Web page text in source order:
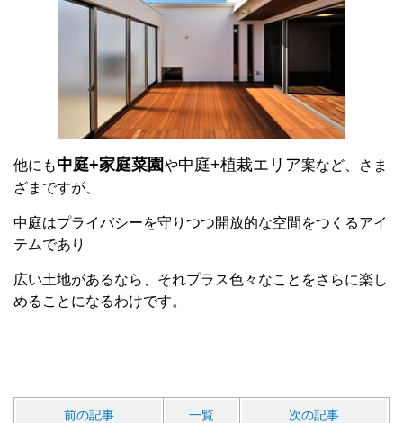
他にも中庭+家庭菜園や中庭+植栽エリア案など、さま
ざまですが、
中庭はプライバシーを守りつつ開放的な空間をつくるアイ
テムであり
広い土地があるなら、それプラス色々なことをさらに楽し
めることになるわけです。
前の記事 一覧 次の記事